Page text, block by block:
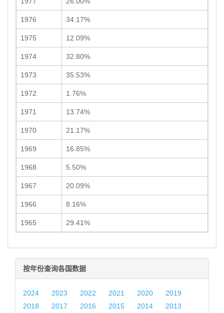
1976 34.17%
1975 12.09%
1974 32.80%
1973 35.53%
1972 1.76%
1971 13.74%
1970 21.17%
1969 16.85%
1968 5.50%
1967 20.09%
1966 8.16%
1965 29.41%
按年份查询各国数据
2024 2023 2022 2021 2020
2019
2018
2017 2016 2015 2014
2013